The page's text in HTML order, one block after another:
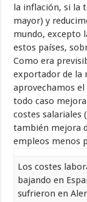
la inflación, si la
mayor) y
mundo, excepto
estos países,
Como era
exportador de la
aprovechamos
todo caso
costes salariales
también mejora
empleos menos
Los costes
bajando en
sufrieron en